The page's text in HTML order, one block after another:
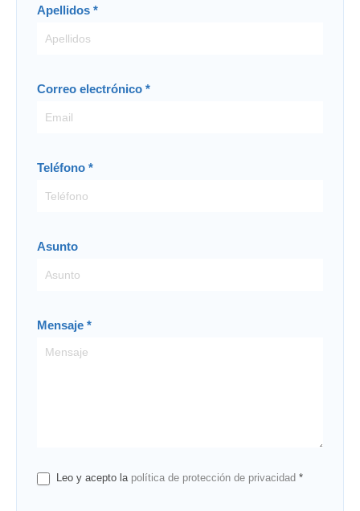
Apellidos *
Correo electrónico *
Teléfono *
Asunto
Mensaje *
Leo y acepto la política de protección de privacidad *